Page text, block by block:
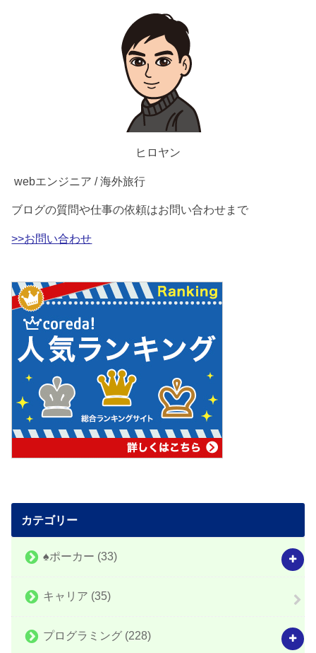
ヒロヤン
webエンジニア / 海外旅行
ブログの質問や仕事の依頼はお問い合わせまで
>>お問い合わせ
カテゴリー
♠️ポーカー (33)
キャリア (35)
プログラミング (228)